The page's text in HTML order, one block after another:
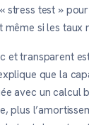
stress test »
si les taux
et transparent
que la
avec un calcul
plus